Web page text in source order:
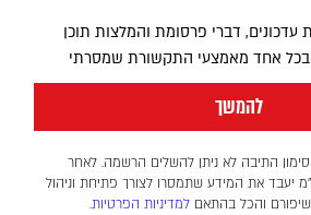
עדכונים, דברי פרסומת והמלצות תוכן
בכל אחד מאמצעי התקשורת שמסרתי
להמשך
התיבה לא ניתן להשלים הרשמה. לאחר
יעבד את המידע שתמסרו לצורך פתיחת וניהול
והכל בהתאם למדיניות הפרטיות.